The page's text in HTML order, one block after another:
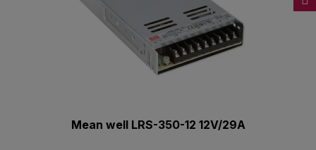
Mean well LRS-350-12 12V/29A